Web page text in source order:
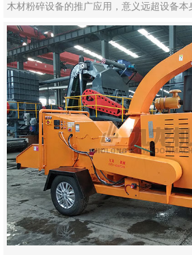
木材粉碎设备的推广应用，意义远超设备本